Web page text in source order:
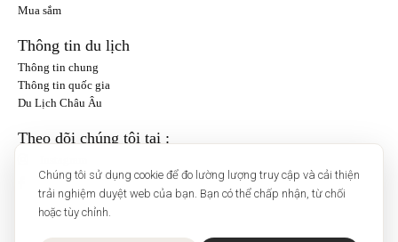
Chúng tôi sử dụng cookie để đo lường lượng truy cập và cải thiện
trải nghiệm duyệt web của bạn. Bạn có thể chấp nhận, từ chối
hoặc tùy chỉnh.
Mua sắm
Thông tin du lịch
Thông tin chung
Thông tin quốc gia
Du Lịch Châu Âu
Theo dõi chúng tôi tại :